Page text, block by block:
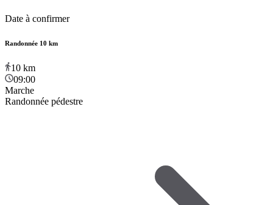
Date à confirmer
Randonnée 10 km
10 km
09:00
Marche
Randonnée pédestre